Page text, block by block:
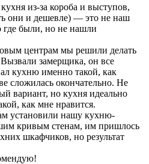
из-за короба и выступов,
они и дешевле) — это не наш
были, но не нашли
центрам мы решили делать
замерщика, он все
кухню именно такой, как
сложилась окончательно. Не
вариант, но кухня идеально
как мне нравится.
установили нашу кухню-
кривым стенам, им пришлось
шкафчиков, но результат